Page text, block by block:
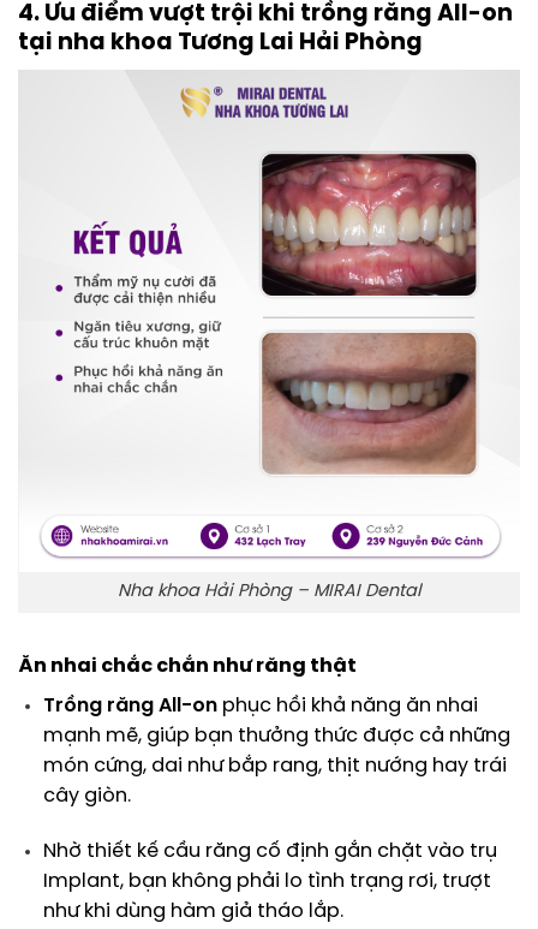
4. Ưu điểm vượt trội khi trồng răng All-on
tại nha khoa Tương Lai Hải Phòng
Nha khoa Hải Phòng – MIRAI Dental
Ăn nhai chắc chắn như răng thật
Trồng răng All-onphục hồi khả năng ăn nhai
mạnh mẽ, giúp bạn thưởng thức được cả những
món cứng, dai như bắp rang, thịt nướng hay trái
cây giòn.
Nhờ thiết kế cầu răng cố định gắn chặt vào trụ
Implant, bạn không phải lo tình trạng rơi, trượt
như khi dùng hàm giả tháo lắp.